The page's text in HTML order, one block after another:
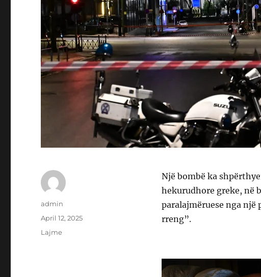
Një bombë ka
hekurudhore greke, në
paralajmëruese nga një
rreng”.
Author
admin
Posted
April 12, 2025
Categories
Lajme